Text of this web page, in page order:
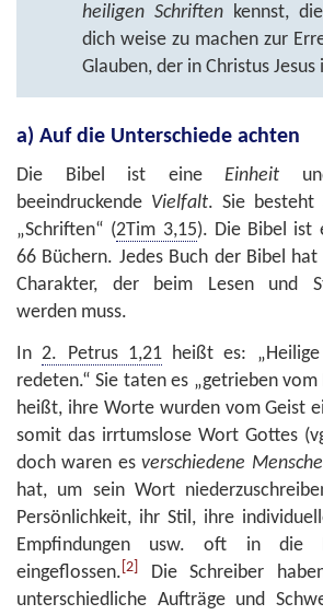
heiligen Schriften kennst,
dich weise zu machen zur
Glauben, der in Christus Jesus
a) Auf die Unterschiede achten
Die Bibel ist eineEinheit
beeindruckende Vielfalt. Sie besteht
„Schriften“ (2Tim 3,15). Die Bibel ist
66 Büchern. Jedes Buch der Bibel
Charakter, der beim Lesen und
werden muss.
In2. Petrus 1,21heißt es: „Heilige
redeten.“ Sie taten es „getrieben vom
heißt, ihre Worte wurden vom Geist
somit das irrtumslose Wort Gottes
doch waren esverschiedene
hat, um sein Wort
Persönlichkeit, ihr Stil, ihre
Empfindungen usw. oft in die
eingeflossen. [2]
Die Schreiber
unterschiedliche Aufträge und